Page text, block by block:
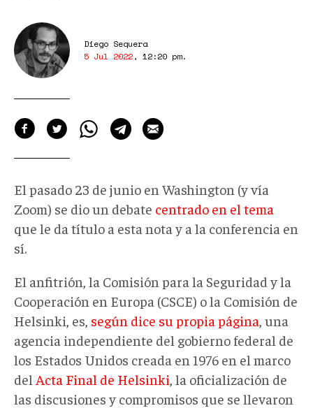
Diego Sequera
5 Jul 2022, 12:20 pm.
El pasado 23 de junio en Washington (y vía
Zoom) se dio un debate centrado en el tema
que le da título a esta nota y a la conferencia en
sí.
El anfitrión, la Comisión para la Seguridad y la
Cooperación en Europa (CSCE) o la Comisión de
Helsinki, es, según dice su propia página , una
agencia independiente del gobierno federal de
los Estados Unidos creada en 1976 en el marco
del Acta Final de Helsinki , la oficialización de
las discusiones y compromisos que se llevaron